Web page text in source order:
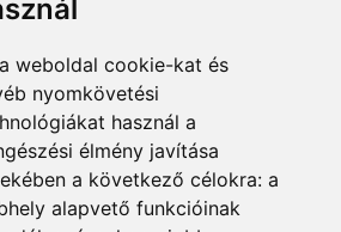
weboldal cookie-kat és
nyomkövetési
használ a
élmény javítása
a következő célokra: a
alapvető funkcióinak